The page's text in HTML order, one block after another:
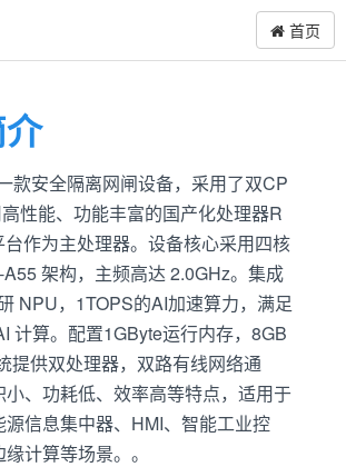
首页
款安全隔离网闸设备，采用了双CP
性能、功能丰富的国产化处理器R
作为主处理器。设备核心采用四核
架构，主频高达 2.0GHz。集成
NPU，1TOPS的AI加速算力，满足
计算。配置1GByte运行内存，8GB
提供双处理器，双路有线网络通
小、功耗低、效率高等特点，适用于
源信息集中器、HMI、智能工业控
计算等场景。。